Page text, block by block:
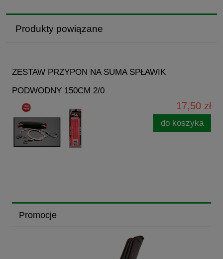
Produkty powiązane
ZESTAW PRZYPON NA SUMA SPŁAWIK
PODWODNY 150CM 2/0
17,50 zł
do koszyka
Promocje